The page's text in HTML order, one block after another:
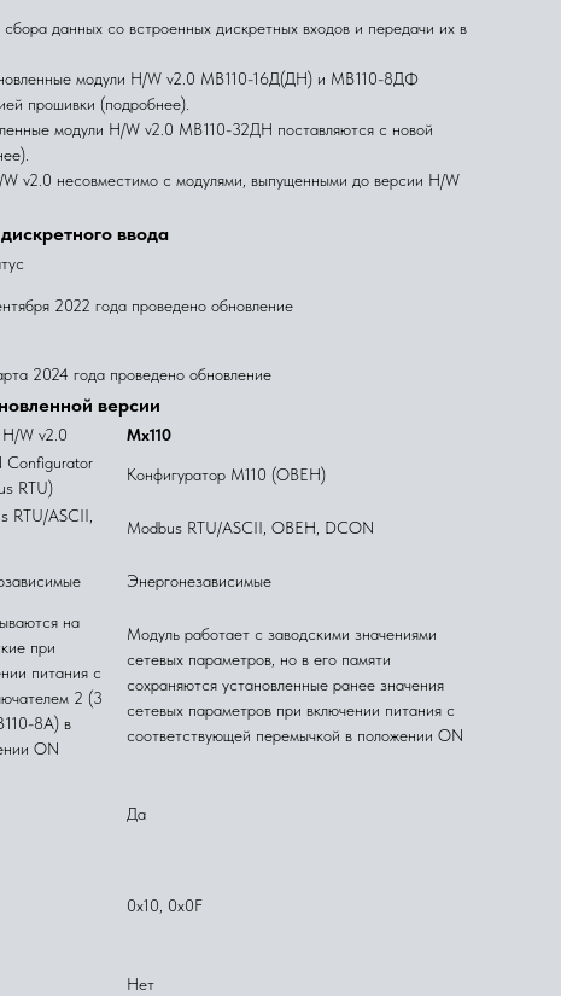
данных со встроенных дискретных входов и передачи их в
модули H/W v2.0 МВ110-16Д(ДН) и МВ110-8ДФ
прошивки (подробнее).
модули H/W v2.0 МВ110-32ДН поставляются с новой
v2.0 несовместимо с модулями, выпущенными до версии H/W
ввода
2022 года проведено обновление
2024 года проведено обновление
версии
H/W v2.0 Мх110
Configurator
RTU)
Конфигуратор М110 (ОВЕН)
RTU/ASCII,
Modbus RTU/ASCII, ОВЕН, DCON
Энергонезависимые
на
при
питания с
2 (3
8А) в
ON
Модуль работает с заводскими значениями
сетевых параметров, но в его памяти
сохраняются установленные ранее значения
сетевых параметров при включении питания с
соответствующей перемычкой в положении ON
Да
0x10, 0x0F
Нет